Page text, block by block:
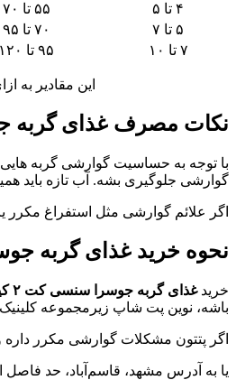
۴ تا ۵
۵۵ تا ۷۰
۵ تا ۷
۷۰ تا ۹۵
۷ تا ۱۰
۹۵ تا ۱۲۰
این مقادیر
نکات مصرف غذای
با توجه به حساسیت گوارشی گربه‌
گوارشی جلوگیری بشه. آب تازه باید
اگر علائم گوارشی مثل استفراغ مکرر
نحوه خرید غذای گربه جوسرا سنسی‌ کت ۲
خریدغذای گربه جوسرا سنسی‌ کت ۲ کیلویی
باشه، نوین پت شاپ زیرمجموعه
اگر پتتون مشکلات گوارشی مکرر داره
یا به آدرس مشهد، قاسم‌آباد، حد فاصل امامیه ۵۱ و میدان امامیه، کلینیک حیوانات خانگی